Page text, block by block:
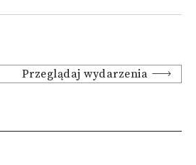
Przeglądaj wydarzenia